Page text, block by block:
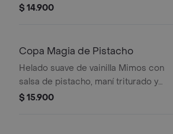
Flips rellenos de dulde de leche
$ 14.900
Copa Magia de Pistacho
Helado suave de vainilla Mimos con
salsa de pistacho, maní triturado y
crema chantilly. (Puede contener
$ 15.900